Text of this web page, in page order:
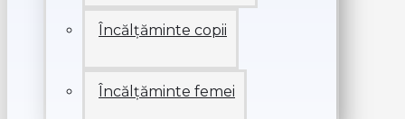
Încălțăminte copii
Încălțăminte femei